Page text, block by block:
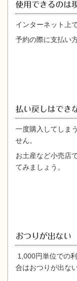
使用できるのは
インターネット上
予約の際に支払い
払い戻しはでき
一度購入してしま
せん。
お土産など小売店
てみましょう。
おつりが出ない
1,000円単位での
合はおつりが出な